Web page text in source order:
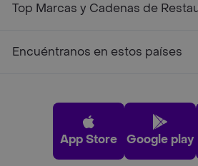
Top Marcas y Cadenas de
Encuéntranos en estos países
App Store Google play